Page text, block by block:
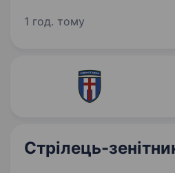
вторгнення. Наразі в кожній бригаді
1 год. тому
Стрілець-